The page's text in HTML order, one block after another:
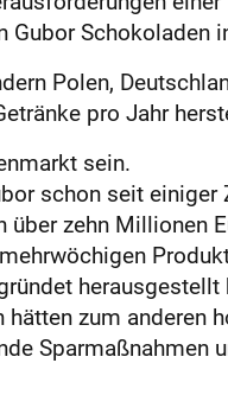
Gubor Schokoladen
Polen,
pro Jahr
sein.
schon seit einiger
über zehn Millionen
herausgestellt
zum anderen
Sparmaßnahmen